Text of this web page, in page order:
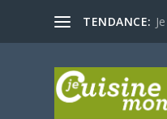
TENDANCE: